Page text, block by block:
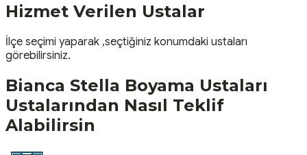
Hizmet Verilen Ustalar
İlçe seçimi yaparak ,seçtiğiniz konumdaki ustaları
görebilirsiniz.
Bianca Stella Boyama Ustaları
Ustalarından Nasıl Teklif
Alabilirsin